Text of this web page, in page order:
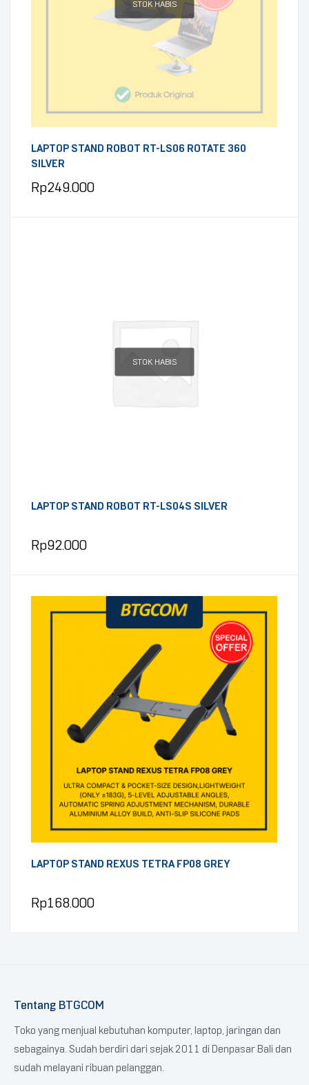
STOK HABIS
LAPTOP STAND ROBOT RT-LS06 ROTATE 360
SILVER
Rp249.000
STOK HABIS
LAPTOP STAND ROBOT RT-LS04S SILVER
Rp92.000
LAPTOP STAND REXUS TETRA FP08 GREY
Rp168.000
Tentang BTGCOM
Toko yang menjual kebutuhan komputer, laptop, jaringan dan
sebagainya. Sudah berdiri dari sejak 2011 di Denpasar Bali dan
sudah melayani ribuan pelanggan.